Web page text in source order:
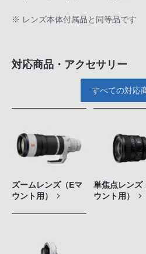
※ レンズ本体付属品と同等品です
対応商品・アクセサリー
すべての対応
ズームレンズ（Eマ
ウント用）
単焦点レンズ
ウント用）